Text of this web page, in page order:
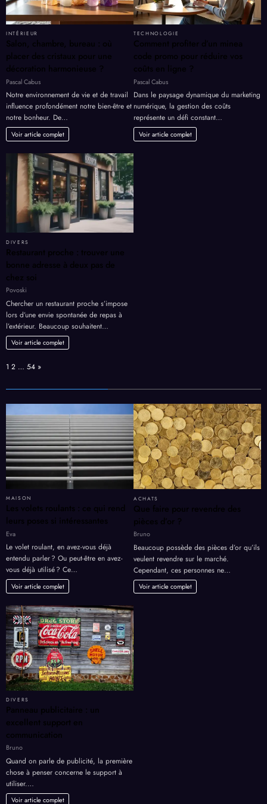
INTÉRIEUR
Salon, chambre, bureau : où
placer des cristaux pour une
décoration harmonieuse ?
Pascal Cabus
Notre environnement de vie et de travail
influence profondément notre bien-être et
notre bonheur. De…
Voir article complet
TECHNOLOGIE
Comment profiter d’un minea
code promo pour réduire vos
coûts en ligne ?
Pascal Cabus
Dans le paysage dynamique du marketing
numérique, la gestion des coûts
représente un défi constant…
Voir article complet
DIVERS
Restaurant proche : trouver une
bonne adresse à deux pas de
chez soi
Povoski
Chercher un restaurant proche s’impose
lors d’une envie spontanée de repas à
l’extérieur. Beaucoup souhaitent…
Voir article complet
Page:
1 2 … 54 Next
»
MAISON
Les volets roulants : ce qui rend
leurs poses si intéressantes
Eva
Le volet roulant, en avez-vous déjà
entendu parler ? Ou peut-être en avez-
vous déjà utilisé ? Ce…
Voir article complet
ACHATS
Que faire pour revendre des
pièces d’or ?
Bruno
Beaucoup possède des pièces d’or qu’ils
veulent revendre sur le marché.
Cependant, ces personnes ne…
Voir article complet
DIVERS
Panneau publicitaire : un
excellent support en
communication
Bruno
Quand on parle de publicité, la première
chose à penser concerne le support à
utiliser.…
Voir article complet